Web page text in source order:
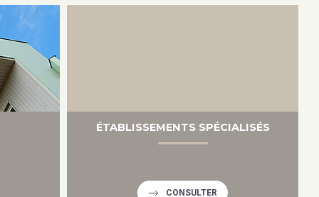
ÉTABLISSEMENTS SPÉCIALISÉS
CONSULTER